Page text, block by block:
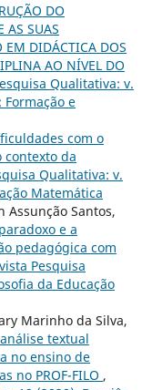
DO
AS SUAS
EM DIDÁCTICA DOS
AO NÍVEL DO
Qualitativa: v.
Formação e
com o
contexto da
Qualitativa: v.
Matemática
Assunção Santos,
e a
pedagógica com
Pesquisa
da Educação
Marinho da Silva,
textual
no ensino de
no PROF-FILO ,